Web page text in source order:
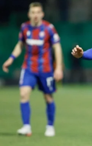
A ideia agora
quando Luisito
substituído.
jogador, uma
coadjuvante?
RELATED TOPICS: